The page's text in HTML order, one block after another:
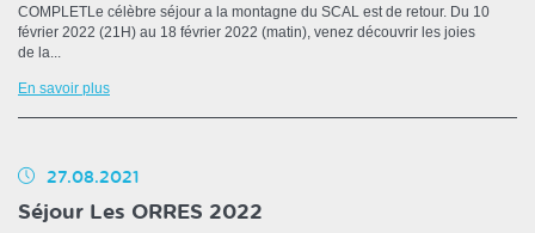
COMPLETLe célèbre séjour a la montagne du SCAL est de retour. Du 10
février 2022 (21H) au 18 février 2022 (matin), venez découvrir les joies
de la...
En savoir plus
27.08.2021
Séjour Les ORRES 2022